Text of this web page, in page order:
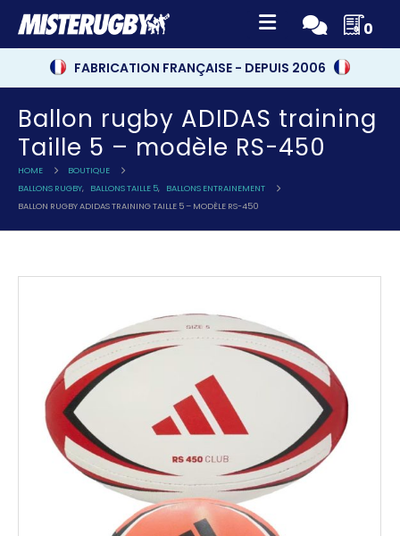
0
FABRICATION FRANÇAISE - DEPUIS 2006
Ballon rugby ADIDAS training
Taille 5 – modèle RS-450
HOME
BOUTIQUE
BALLONS RUGBY, BALLONS TAILLE 5,
BALLONS ENTRAINEMENT
BALLON RUGBY ADIDAS TRAINING TAILLE 5 – MODÈLE RS-450